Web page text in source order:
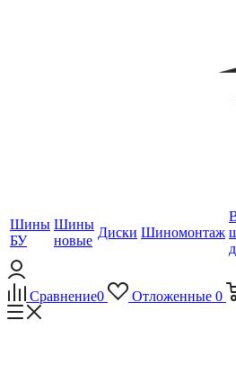
Шины
БУ
Шины
новые
Диски Шиномонтаж
Сравнение0 Отложенные 0